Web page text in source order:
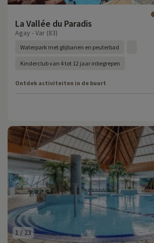
La Vallée du Paradis
Agay - Var (83)
Waterpark met glijbanen en peuterbad
Kinderclub van 4 tot 12 jaar inbegrepen
Ontdek activiteiten in de buurt
1 / 23